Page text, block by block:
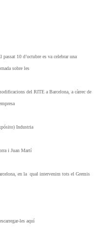
passat 10 d’octubre es va celebrar una
sobre les
del RITE a Barcelona, a càrrec de
Industria
i Juan Martí
en la qual intervenim tots el Gremis
les aquí